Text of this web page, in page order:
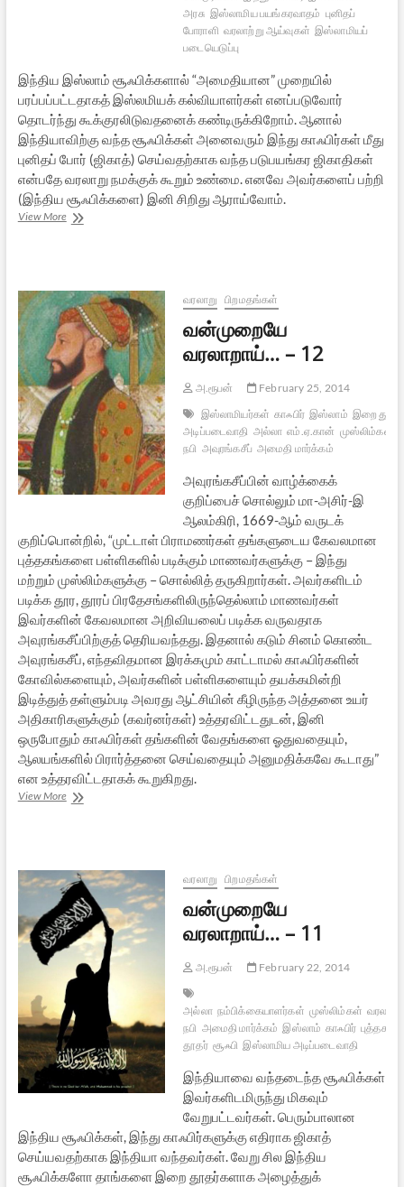
அரசு இஸ்லாமிய பயங்கரவாதம் புனிதப்
போராளி வரலாற்று ஆய்வுகள் இஸ்லாமியப்
படையெடுப்பு
இந்திய இஸ்லாம் சூஃபிக்களால் “அமைதியான” முறையில்
பரப்பப்பட்டதாகத் இஸ்லமியக் கல்வியாளர்கள் எனப்படுவோர்
தொடர்ந்து கூக்குரலிடுவதனைக் கண்டிருக்கிறோம். ஆனால்
இந்தியாவிற்கு வந்த சூஃபிக்கள் அனைவரும் இந்து காஃபிர்கள் மீது
புனிதப் போர் (ஜிகாத்) செய்வதற்காக வந்த படுபயங்கர ஜிகாதிகள்
என்பதே வரலாறு நமக்குக் கூறும் உண்மை. எனவே அவர்களைப் பற்றி
(இந்திய சூஃபிக்களை) இனி சிறிது ஆராய்வோம்.
View Moreவன்முறையே
வரலாறு பிறமதங்கள்
வன்முறையே
வரலாறாய்… – 12
அ.ரூபன்
February 25, 2014
இஸ்லாமியர்கள் காஃபிர் இஸ்லாம் இறை தூதர்
அடிப்படைவாதி அல்லா எம்.ஏ.கான் முஸ்லிம்கள்
நபி அவுரங்கசீப் அமைதி மார்க்கம்
அவுரங்கசீப்பின் வாழ்க்கைக்
குறிப்பைச் சொல்லும் மா-அசிர்-இ
ஆலம்கிரி, 1669-ஆம் வருடக்
குறிப்பொன்றில், “முட்டாள் பிராமணர்கள் தங்களுடைய கேவலமான
புத்தகங்களை பள்ளிகளில் படிக்கும் மாணவர்களுக்கு – இந்து
மற்றும் முஸ்லிம்களுக்கு – சொல்லித் தருகிறார்கள். அவர்களிடம்
படிக்க தூர, தூரப் பிரதேசங்களிலிருந்தெல்லாம் மாணவர்கள்
இவர்களின் கேவலமான அறிவியலைப் படிக்க வருவதாக
அவுரங்கசீப்பிற்குத் தெரியவந்தது. இதனால் கடும் சினம் கொண்ட
அவுரங்கசீப், எந்தவிதமான இரக்கமும் காட்டாமல் காஃபிர்களின்
கோவில்களையும், அவர்களின் பள்ளிகளையும் தயக்கமின்றி
இடித்துத் தள்ளும்படி அவரது ஆட்சியின் கீழிருந்த அத்தனை உயர்
அதிகாரிகளுக்கும் (கவர்னர்கள்) உத்தரவிட்டதுடன், இனி
ஒருபோதும் காஃபிர்கள் தங்களின் வேதங்களை ஓதுவதையும்,
ஆலயங்களில் பிரார்த்தனை செய்வதையும் அனுமதிக்கவே கூடாது”
என உத்தரவிட்டதாகக் கூறுகிறது.
View Moreவன்முறையே
வரலாறு பிறமதங்கள்
வன்முறையே
வரலாறாய்… – 11
அ.ரூபன் February 22, 2014
அல்லா நம்பிக்கையாளர்கள் முஸ்லிம்கள்
நபி அமைதி மார்க்கம் இஸ்லாம் காஃபிர் புத்தகம்
தூதர் சூஃபி இஸ்லாமிய அடிப்படைவாதி
இந்தியாவை வந்தடைந்த சூஃபிக்கள்
இவர்களிடமிருந்து மிகவும்
வேறுபட்டவர்கள். பெரும்பாலான
இந்திய சூஃபிக்கள், இந்து காஃபிர்களுக்கு எதிராக ஜிகாத்
செய்யவதற்காக இந்தியா வந்தவர்கள். வேறு சில இந்திய
சூஃபிக்களோ தாங்களை இறை தூதர்களாக அழைத்துக்